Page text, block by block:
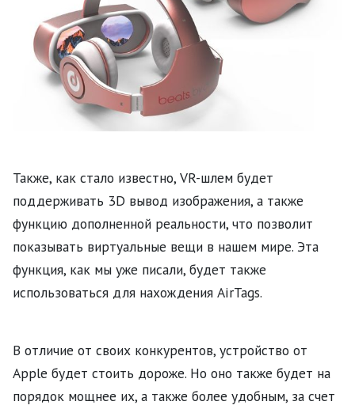
Также, как стало известно, VR-шлем будет
поддерживать 3D вывод изображения, а также
функцию дополненной реальности, что позволит
показывать виртуальные вещи в нашем мире. Эта
функция, как мы уже писали, будет также
использоваться для нахождения AirTags.
В отличие от своих конкурентов, устройство от
Apple будет стоить дороже. Но оно также будет на
порядок мощнее их, а также более удобным, за счет